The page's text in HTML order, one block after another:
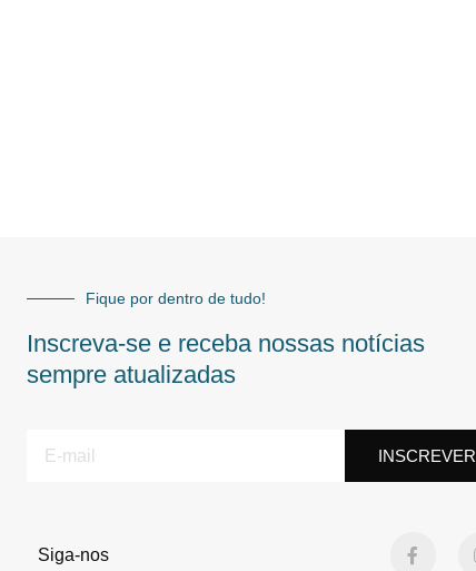
Fique por dentro de tudo!
Inscreva-se e receba nossas notícias
sempre atualizadas
INSCREVER
Siga-nos
a